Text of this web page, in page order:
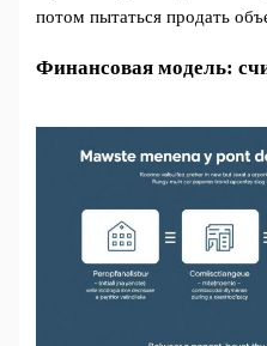
потом пытаться продать
Финансовая модель: